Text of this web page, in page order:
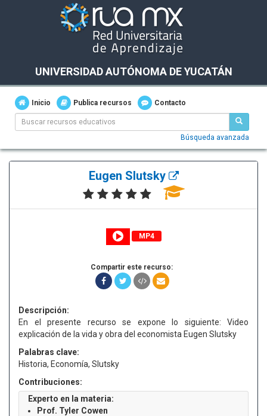
UNIVERSIDAD AUTÓNOMA DE YUCATÁN
Inicio Publica recursos Contacto
Búsqueda avanzada
Eugen Slutsky
MP4
Compartir este recurso:
Descripción:
En el presente recurso se expone lo siguiente: Video
explicación de la vida y obra del economista Eugen Slutsky
Palabras clave:
Historia, Economía, Slutsky
Contribuciones:
Experto en la materia:
Prof. Tyler Cowen